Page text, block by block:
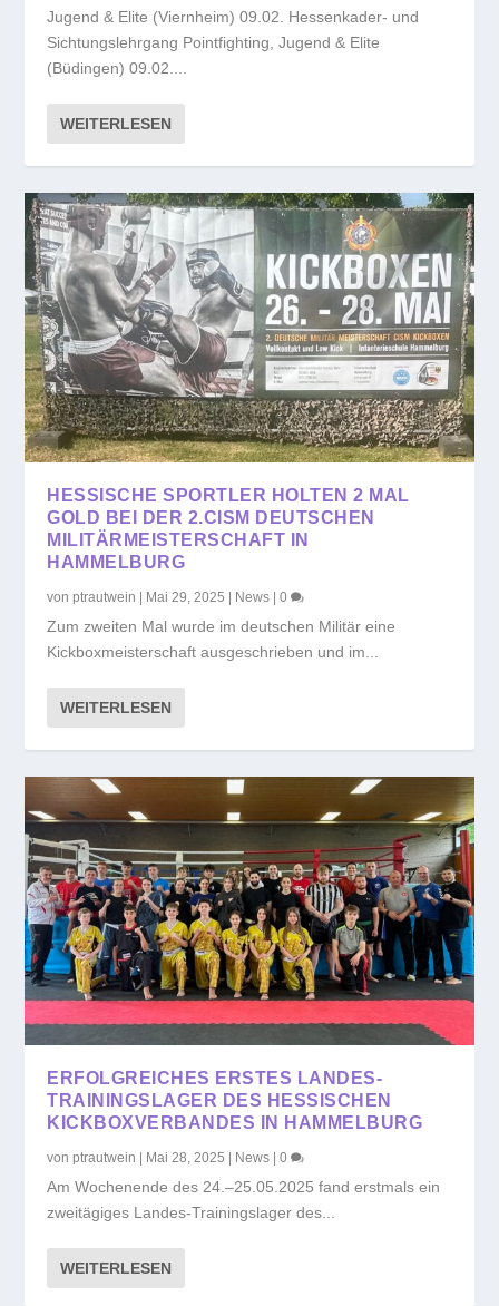
Jugend & Elite (Viernheim) 09.02. Hessenkader- und
Sichtungslehrgang Pointfighting, Jugend & Elite
(Büdingen) 09.02....
WEITERLESEN
HESSISCHE SPORTLER HOLTEN 2 MAL
GOLD BEI DER 2.CISM DEUTSCHEN
MILITÄRMEISTERSCHAFT IN
HAMMELBURG
vonptrautwein | Mai 29, 2025 | News |0
Zum zweiten Mal wurde im deutschen Militär eine
Kickboxmeisterschaft ausgeschrieben und im...
WEITERLESEN
ERFOLGREICHES ERSTES LANDES-
TRAININGSLAGER DES HESSISCHEN
KICKBOXVERBANDES IN HAMMELBURG
vonptrautwein Mai 28, 2025 News |0
Am Wochenende des 24.–25.05.2025 fand erstmals ein
zweitägiges Landes-Trainingslager des...
WEITERLESEN